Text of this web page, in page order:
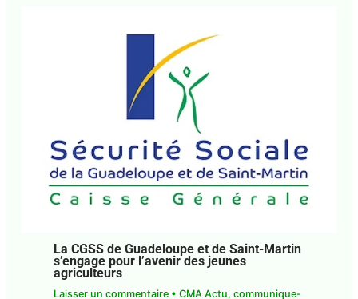
La CGSS de Guadeloupe et de Saint-Martin
s’engage pour l’avenir des jeunes
agriculteurs
Laisser un commentaire • CMA Actu, communique-